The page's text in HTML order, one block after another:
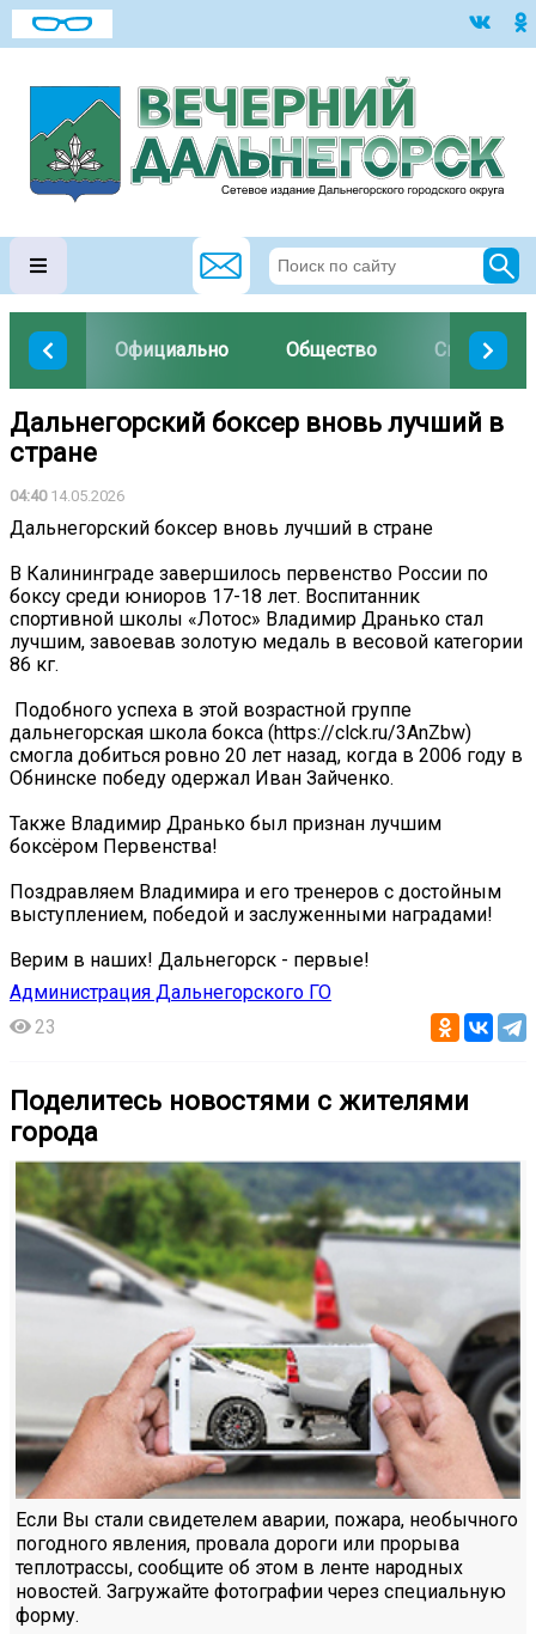
Официально Общество Спорт
Дальнегорский боксер вновь лучший в
стране
04:4014.05.2026
Дальнегорский боксер вновь лучший в стране
В Калининграде завершилось первенство России по
боксу среди юниоров 17-18 лет. Воспитанник
спортивной школы «Лотос» Владимир Дранько стал
лучшим, завоевав золотую медаль в весовой категории
86 кг.
️ Подобного успеха в этой возрастной группе
дальнегорская школа бокса (https://clck.ru/3AnZbw)
смогла добиться ровно 20 лет назад, когда в 2006 году в
Обнинске победу одержал Иван Зайченко.
Также Владимир Дранько был признан лучшим
боксёром Первенства!
Поздравляем Владимира и его тренеров с достойным
выступлением, победой и заслуженными наградами!
Верим в наших! Дальнегорск - первые!
Администрация Дальнегорского ГО
23
Поделитесь новостями с жителями
города
Если Вы стали свидетелем аварии, пожара, необычного
погодного явления, провала дороги или прорыва
теплотрассы, сообщите об этом в ленте народных
новостей. Загружайте фотографии через специальную
форму.